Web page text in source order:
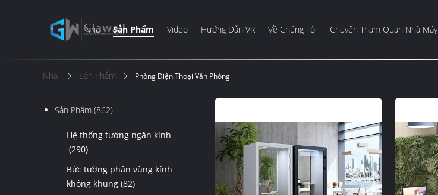
Nhà Sản Phẩm Video Hướng Dẫn VR Về Chúng Tôi Chuyến Tham Quan Nhà Máy
Nhà Sản Phẩm Phòng Điện Thoại Văn Phòng
Sản Phẩm (862)
Hệ thống tường ngăn kính
(290)
Bức tường phân vùng kính
không khung (82)